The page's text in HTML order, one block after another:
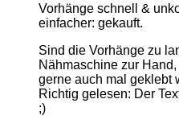
Vorhänge schnell &
einfacher: gekauft.
Sind die Vorhänge zu
Nähmaschine zur
gerne auch mal geklebt
Richtig gelesen: Der
;)